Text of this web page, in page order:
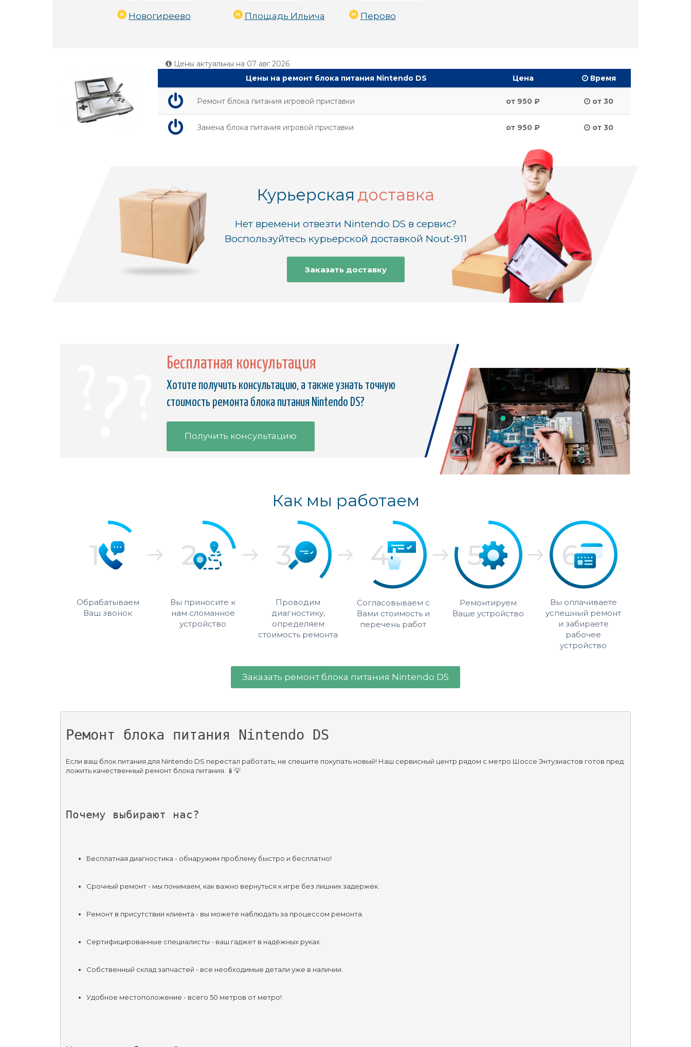
Новогиреево
Площадь Ильича
Перово
Цены актуальны на 07 авг 2026
Цены на ремонт блока питания Nintendo DS
Цена Время
Ремонт блока питания игровой приставки от 950 ₽ от 30
Замена блока питания игровой приставки от 950 ₽ от 30
Курьерская доставка
Нет времени отвезти Nintendo DS в сервис?
Воспользуйтесь курьерской доставкой Nout-911
Заказать доставку
Бесплатная консультация
Хотите получить консультацию, а также узнать точную
стоимость ремонта блока питания Nintendo DS?
Получить консультацию
Как мы работаем
Обрабатываем
Ваш звонок
Вы приносите к
нам сломанное
устройство
Проводим
диагностику,
определяем
стоимость ремонта
Согласовываем с
Вами стоимость и
перечень работ
Ремонтируем
Ваше устройство
Вы оплачиваете
успешный ремонт
и забираете
рабочее
устройство
Заказать ремонт блока питания Nintendo DS
Ремонт блока питания Nintendo DS
Если ваш блок питания для Nintendo DS перестал работать, не спешите покупать новый! Наш сервисный центр рядом с метро Шоссе Энтузиастов готов пред
ложить качественный ремонт блока питания. 📱💡
Почему выбирают нас?
Бесплатная диагностика - обнаружим проблему быстро и бесплатно!
Срочный ремонт - мы понимаем, как важно вернуться к игре без лишних задержек.
Ремонт в присутствии клиента - вы можете наблюдать за процессом ремонта.
Сертифицированные специалисты - ваш гаджет в надёжных руках.
Собственный склад запчастей - все необходимые детали уже в наличии.
Удобное местоположение - всего 50 метров от метро!